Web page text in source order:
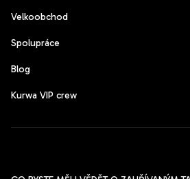
Velkoobchod
Spolupráce
Blog
Kurwa VIP crew